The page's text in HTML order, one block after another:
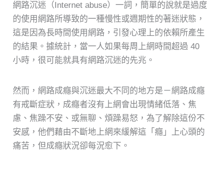
網路沉迷（Internet abuse）一詞，簡單的說就是過度
的使用網路所導致的一種慢性或週期性的著迷狀態，
這是因為長時間使用網路，引發心理上的依賴所產生
的結果。據統計，當一人如果每周上網時間超過 40
小時，很可能就具有網路沉迷的先兆。
然而，網路成癮與沉迷最大不同的地方是－網路成癮
有戒斷症狀，成癮者沒有上網會出現情緒低落、焦
慮、焦躁不安、或無聊、煩躁易怒，為了解除這份不
安感，他們藉由不斷地上網來緩解這「癮」上心頭的
痛苦，但成癮狀況卻每況愈下。